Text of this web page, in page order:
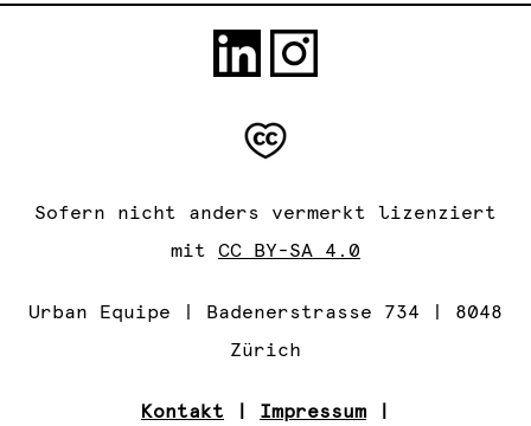
Sofern nicht anders vermerkt lizenziert
mit CC BY-SA 4.0
Urban Equipe | Badenerstrasse 734 | 8048
Zürich
Kontakt Impressum